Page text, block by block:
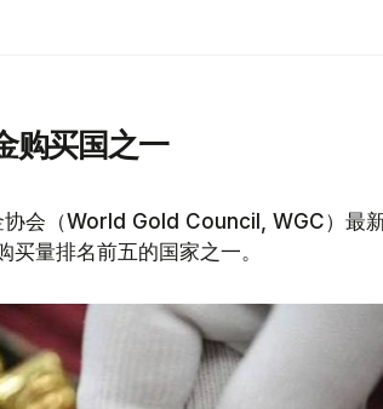
购买国之一
协会（World Gold Council, WGC）最
量排名前五的国家之一。